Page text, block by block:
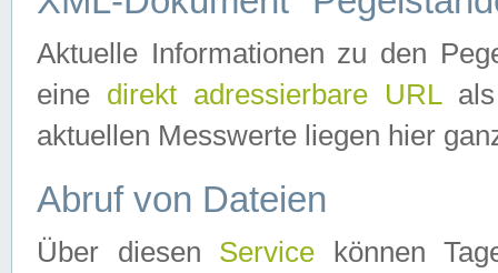
Aktuelle Informationen zu den
eine direkt adressierbare URLals
aktuellen Messwerte liegen hier
Abruf von Dateien
Über diesen Service können